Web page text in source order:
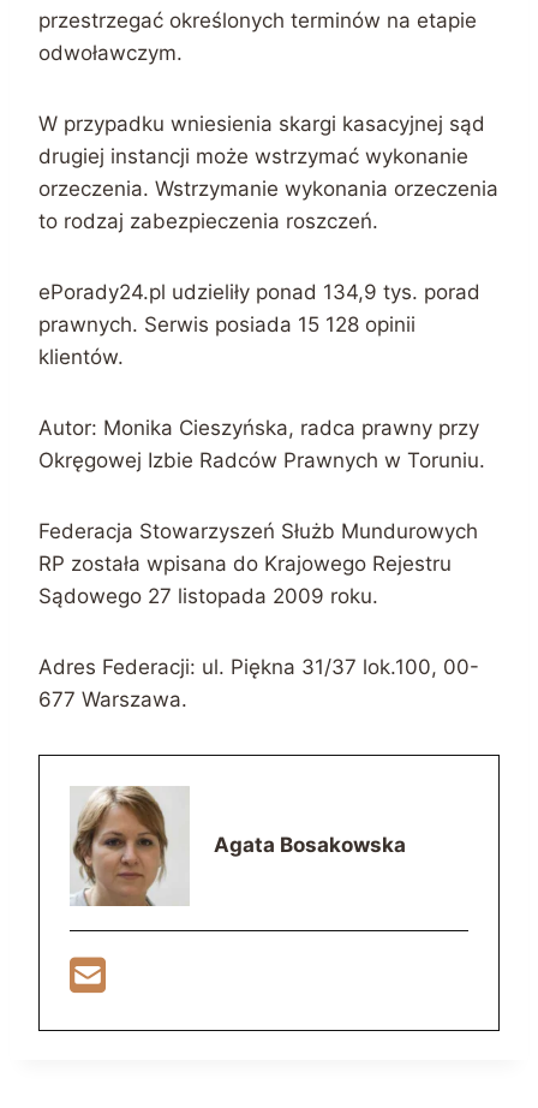
przestrzegać określonych terminów na etapie
odwoławczym.
W przypadku wniesienia skargi kasacyjnej sąd
drugiej instancji może wstrzymać wykonanie
orzeczenia. Wstrzymanie wykonania orzeczenia
to rodzaj zabezpieczenia roszczeń.
ePorady24.pl udzieliły ponad 134,9 tys. porad
prawnych. Serwis posiada 15 128 opinii
klientów.
Autor: Monika Cieszyńska, radca prawny przy
Okręgowej Izbie Radców Prawnych w Toruniu.
Federacja Stowarzyszeń Służb Mundurowych
RP została wpisana do Krajowego Rejestru
Sądowego 27 listopada 2009 roku.
Adres Federacji: ul. Piękna 31/37 lok.100, 00-
677 Warszawa.
Agata Bosakowska